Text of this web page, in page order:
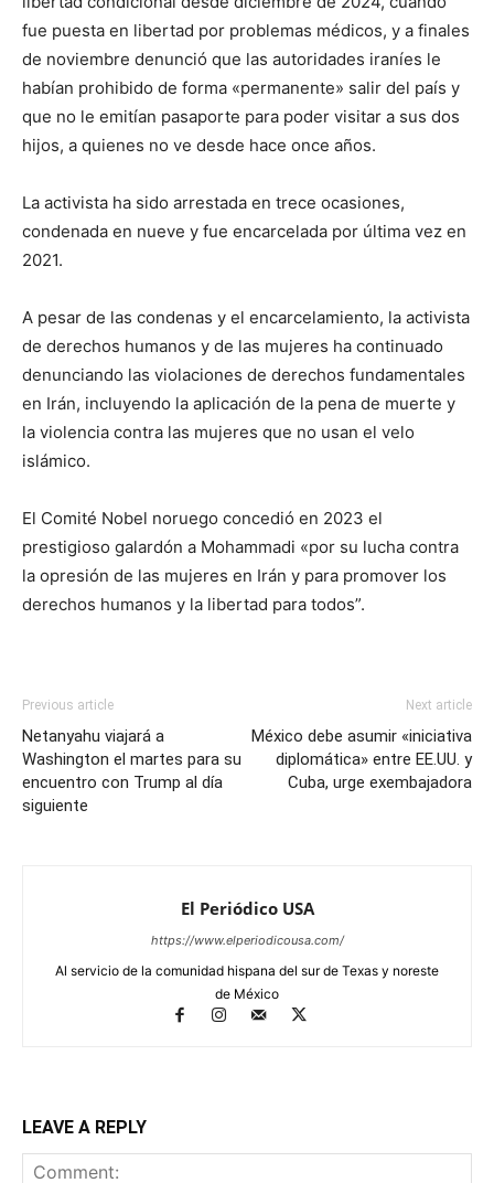
fue puesta en libertad por problemas médicos, y a finales
de noviembre denunció que las autoridades iraníes le
habían prohibido de forma «permanente» salir del país y
que no le emitían pasaporte para poder visitar a sus dos
hijos, a quienes no ve desde hace once años.
La activista ha sido arrestada en trece ocasiones,
condenada en nueve y fue encarcelada por última vez en
2021.
A pesar de las condenas y el encarcelamiento, la activista
de derechos humanos y de las mujeres ha continuado
denunciando las violaciones de derechos fundamentales
en Irán, incluyendo la aplicación de la pena de muerte y
la violencia contra las mujeres que no usan el velo
islámico.
El Comité Nobel noruego concedió en 2023 el
prestigioso galardón a Mohammadi «por su lucha contra
la opresión de las mujeres en Irán y para promover los
derechos humanos y la libertad para todos”.
Previous article
Netanyahu viajará a
Washington el martes para su
encuentro con Trump al día
siguiente
Next article
México debe asumir «iniciativa
diplomática» entre EE.UU. y
Cuba, urge exembajadora
El Periódico USA
https://www.elperiodicousa.com/
Al servicio de la comunidad hispana del sur de Texas y noreste
de México
LEAVE A REPLY